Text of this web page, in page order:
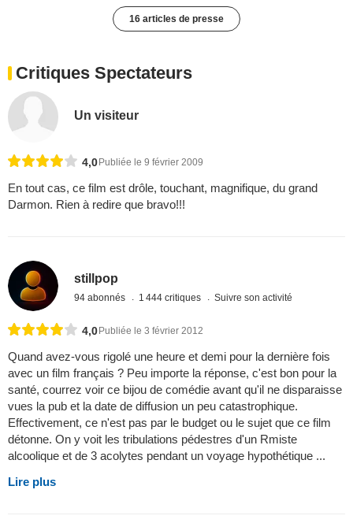
16 articles de presse
Critiques Spectateurs
Un visiteur
4,0Publiée le 9 février 2009
En tout cas, ce film est drôle, touchant, magnifique, du grand
Darmon. Rien à redire que bravo!!!
stillpop
94 abonnés 1 444 critiques Suivre son activité
4,0Publiée le 3 février 2012
Quand avez-vous rigolé une heure et demi pour la dernière fois
avec un film français ? Peu importe la réponse, c'est bon pour la
santé, courrez voir ce bijou de comédie avant qu'il ne disparaisse
vues la pub et la date de diffusion un peu catastrophique.
Effectivement, ce n'est pas par le budget ou le sujet que ce film
détonne. On y voit les tribulations pédestres d'un Rmiste
alcoolique et de 3 acolytes pendant un voyage hypothétique ...
Lire plus